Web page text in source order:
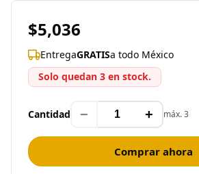
$5,036
EntregaGRATISa todo México
Solo quedan 3 en stock.
Cantidad − + máx. 3
Comprar ahora